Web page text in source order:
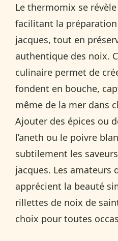
Le thermomix se
facilitant la
jacques, tout en
authentique des noix.
culinaire permet de
fondent en bouche,
même de la mer dans
Ajouter des épices ou
l’aneth ou le poivre
subtilement les
jacques. Les amateurs
apprécient la beauté
rillettes de noix de
choix pour toutes